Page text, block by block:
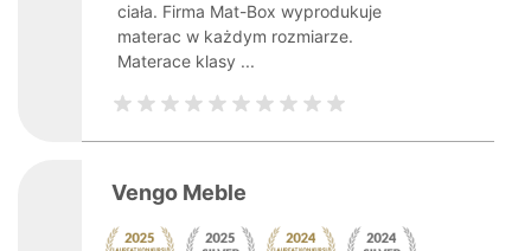
ciała. Firma Mat-Box wyprodukuje
materac w każdym rozmiarze.
Materace klasy ...
Vengo Meble